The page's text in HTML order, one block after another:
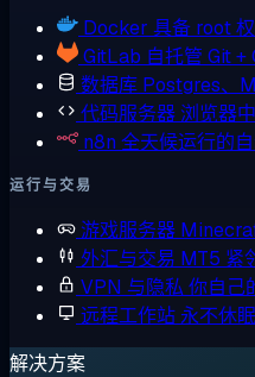
Docker 具备 root
GitLab 自托管 Git +
数据库 Postgres、
代码服务器 浏览器
n8n 全天候运行的
运行与交易
游戏服务器
外汇与交易 MT5 紧
VPN 与隐私 你自己
远程工作站 永不休
解决方案